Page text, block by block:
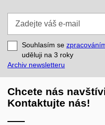
e-
mail
Souhlasím se
uděluji na 3 roky
Archiv newsletteru
Chcete nás
Kontaktujte nás!